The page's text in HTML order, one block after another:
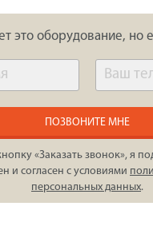
это оборудование, но
ПОЗВОНИТЕ МНЕ
«Заказать звонок», я
и согласен с условиями
персональных данных.